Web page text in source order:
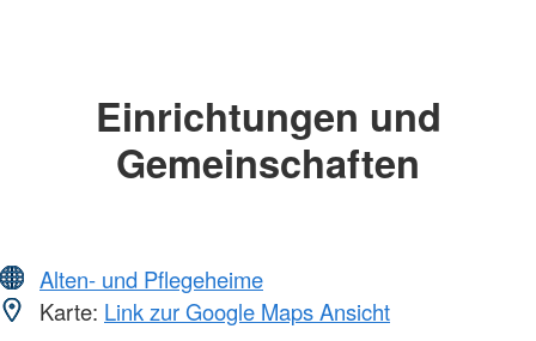
Einrichtungen und
Gemeinschaften
Alten- und Pflegeheime
Karte: Link zur Google Maps Ansicht